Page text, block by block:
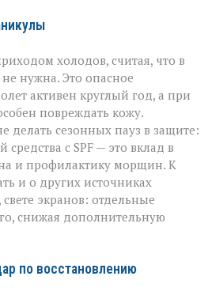
холодов, считая, что в
нужна. Это опасное
активен круглый год, а при
повреждать кожу.
делать сезонных пауз в защите:
с SPF — это вклад в
и профилактику морщин. К
и о других источниках
экранов: отдельные
снижая дополнительную
по восстановлению